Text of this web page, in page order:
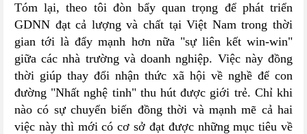
Tóm lại, theo tôi đòn bẩy quan trọng để phát triển
GDNN đạt cả lượng và chất tại Việt Nam trong thời
gian tới là đẩy mạnh hơn nữa "sự liên kết win-win"
giữa các nhà trường và doanh nghiệp. Việc này đồng
thời giúp thay đổi nhận thức xã hội về nghề để con
đường "Nhất nghệ tinh" thu hút được giới trẻ. Chỉ khi
nào có sự chuyển biến đồng thời và mạnh mẽ cả hai
việc này thì mới có cơ sở đạt được những mục tiêu về